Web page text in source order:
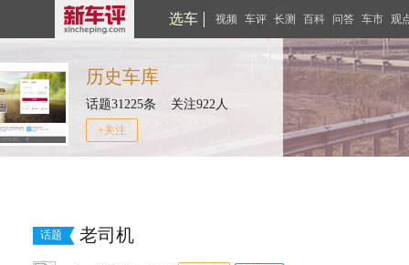
选车 视频 车评 长测 百科 问答 车市 观
历史车库
话题31225条 关注922人
+关注
话题 老司机